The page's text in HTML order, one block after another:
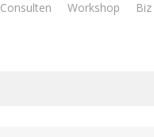
Consulten Workshop Biz